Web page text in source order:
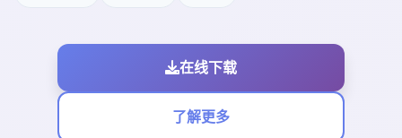
在线下载
了解更多